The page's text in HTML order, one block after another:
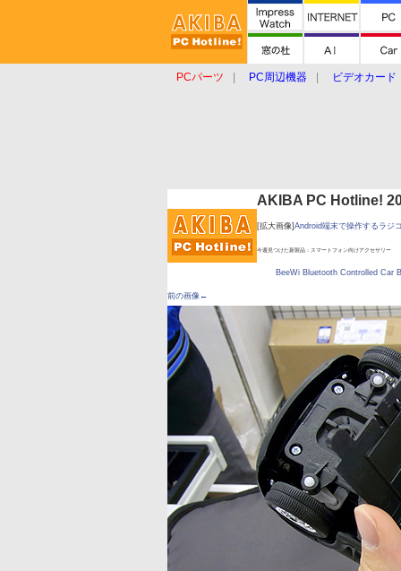
PCパーツ PC周辺機器
ビデオカード
AKIBA PC Hotline!
[拡大画像] Android端末で操作するラジ
今週見つけた新製品：スマートフォン向けアクセサリー
BeeWi Bluetooth Controlled Car
前の画像←